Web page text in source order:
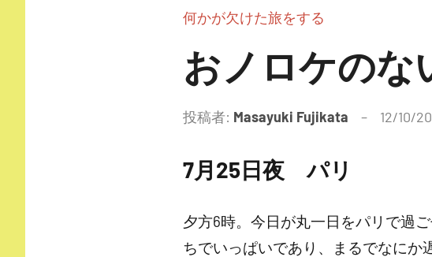
何かが欠けた旅をする
おノロケのな
投稿者: Masayuki Fujikata 12/10/
7月25日夜 パリ
夕方6時。今日が丸一日をパリで過
ちでいっぱいであり、まるでなにか